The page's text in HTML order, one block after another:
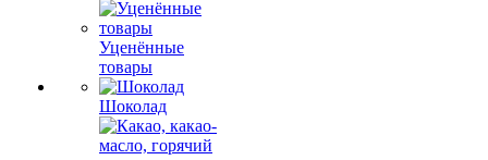
Уценённые
товары
Шоколад